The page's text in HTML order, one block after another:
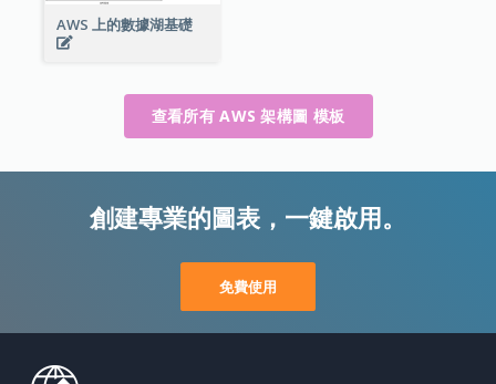
AWS 上的數據湖基礎
查看所有 AWS 架構圖 模板
創建專業的圖表，一鍵啟用。
免費使用